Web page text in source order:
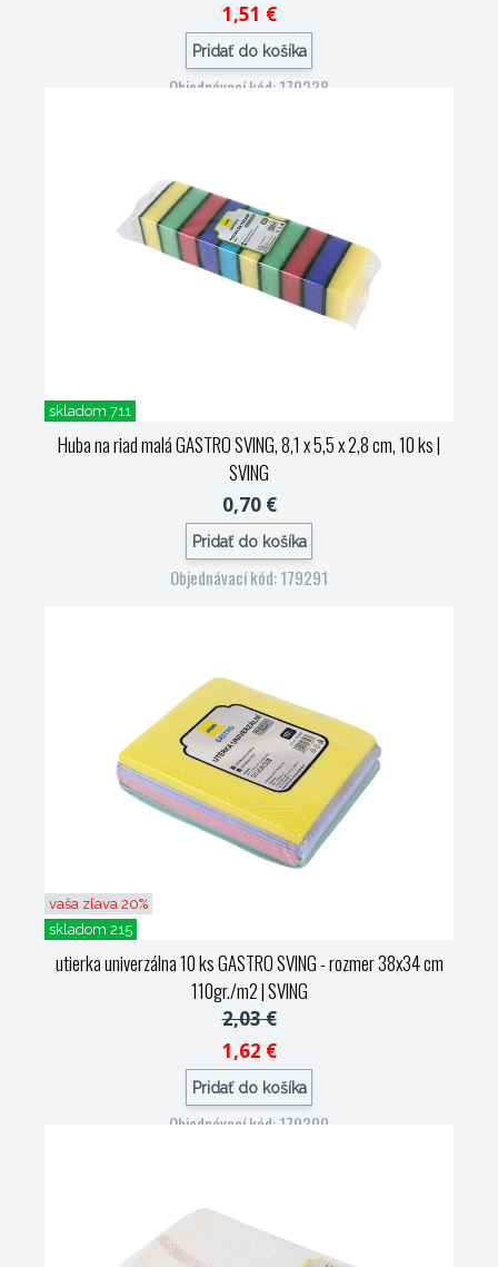
1,51 €
Pridať do košíka
Objednávací kód: 179238
skladom 711
Huba na riad malá GASTRO SVING, 8,1 x 5,5 x 2,8 cm, 10 ks|
SVING
0,70 €
Pridať do košíka
Objednávací kód: 179291
vaša zľava 20%
skladom 215
utierka univerzálna 10 ks GASTRO SVING - rozmer 38x34 cm
110gr./m2| SVING
2,03 €
1,62 €
Pridať do košíka
Objednávací kód: 179300